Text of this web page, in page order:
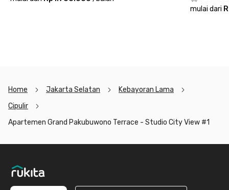
mulai dari
Home Jakarta Selatan
Kebayoran Lama
Cipulir
Apartemen Grand Pakubuwono Terrace - Studio City View #1